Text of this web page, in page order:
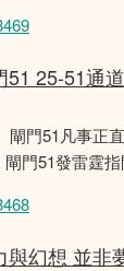
51 25-51通
閘門51凡事正
門51發雷霆指
與幻想 並非